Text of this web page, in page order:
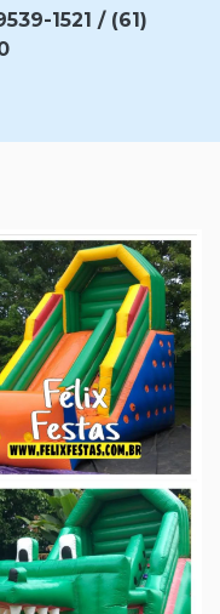
1521 / (61)